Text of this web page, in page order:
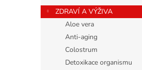
r
a
ZDRAVÍ A VÝŽIVA
Aloe vera
Anti-aging
Colostrum
Detoxikace organismu